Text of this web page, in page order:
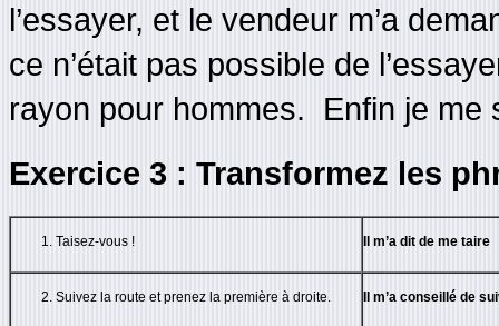
l’essayer, et le vendeur m’a
ce n’était pas possible de
rayon pour hommes. Enfin je me
Exercice 3 : Transformez les
Taisez-vous ! Il m’a dit de me taire
Suivez la route et prenez la première à droite. Il m’a conseillé de